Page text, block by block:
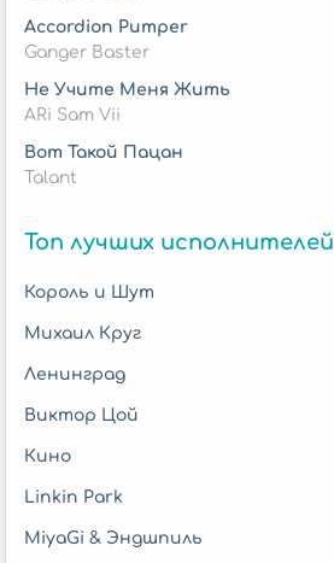
Accordion Pumper
Ganger Baster
Не Учите Меня Жить
ARi Sam Vii
Вот Такой Пацан
Talant
Топ лучших исполнителей
Король и Шут
Михаил Круг
Ленинград
Виктор Цой
Кино
Linkin Park
MiyaGi & Эндшпиль